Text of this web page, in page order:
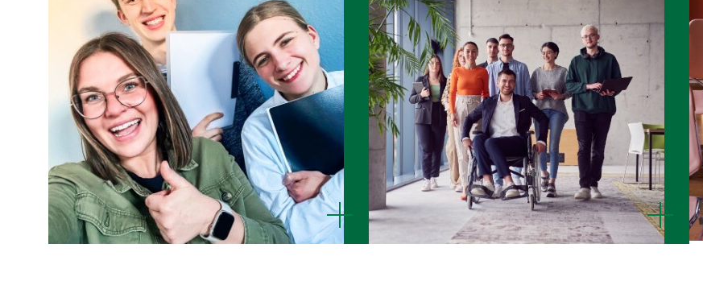
mehr
anzeigen
mehr
anzeigen